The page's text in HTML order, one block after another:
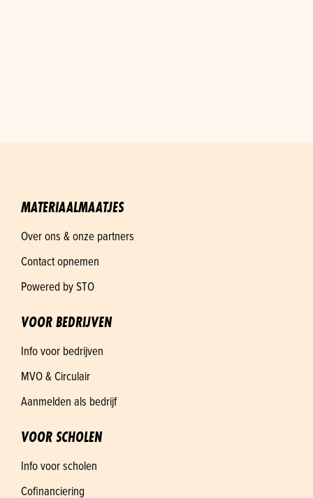
MATERIAALMAATJES
Over ons & onze partners
Contact opnemen
Powered by STO
VOOR BEDRIJVEN
Info voor bedrijven
MVO & Circulair
Aanmelden als bedrijf
VOOR SCHOLEN
Info voor scholen
Cofinanciering